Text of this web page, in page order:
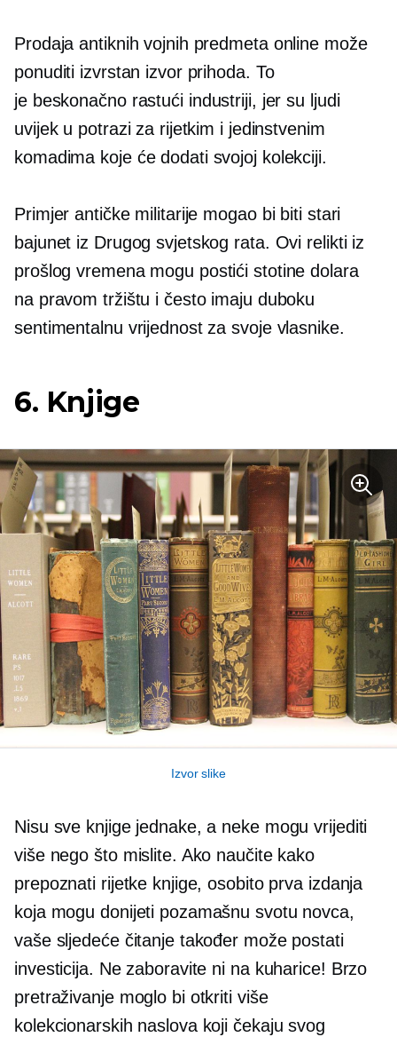
Prodaja antiknih vojnih predmeta online može
ponuditi izvrstan izvor prihoda. To
je beskonačno rastućiindustriji, jer su ljudi
uvijek u potrazi za rijetkim i jedinstvenim
komadima koje će dodati svojoj kolekciji.
Primjer antičke militarije mogao bi biti stari
bajunet iz Drugog svjetskog rata. Ovi relikti iz
prošlog vremena mogu postići stotine dolara
na pravom tržištu i često imaju duboku
sentimentalnu vrijednost za svoje vlasnike.
6. Knjige
Izvor slike
Nisu sve knjige jednake, a neke mogu vrijediti
više nego što mislite. Ako naučite kako
prepoznati rijetke knjige, osobito prva izdanja
koja mogu donijeti pozamašnu svotu novca,
vaše sljedeće čitanje također može postati
investicija. Ne zaboravite ni na kuharice! Brzo
pretraživanje moglo bi otkriti više
kolekcionarskih naslova koji čekaju svog